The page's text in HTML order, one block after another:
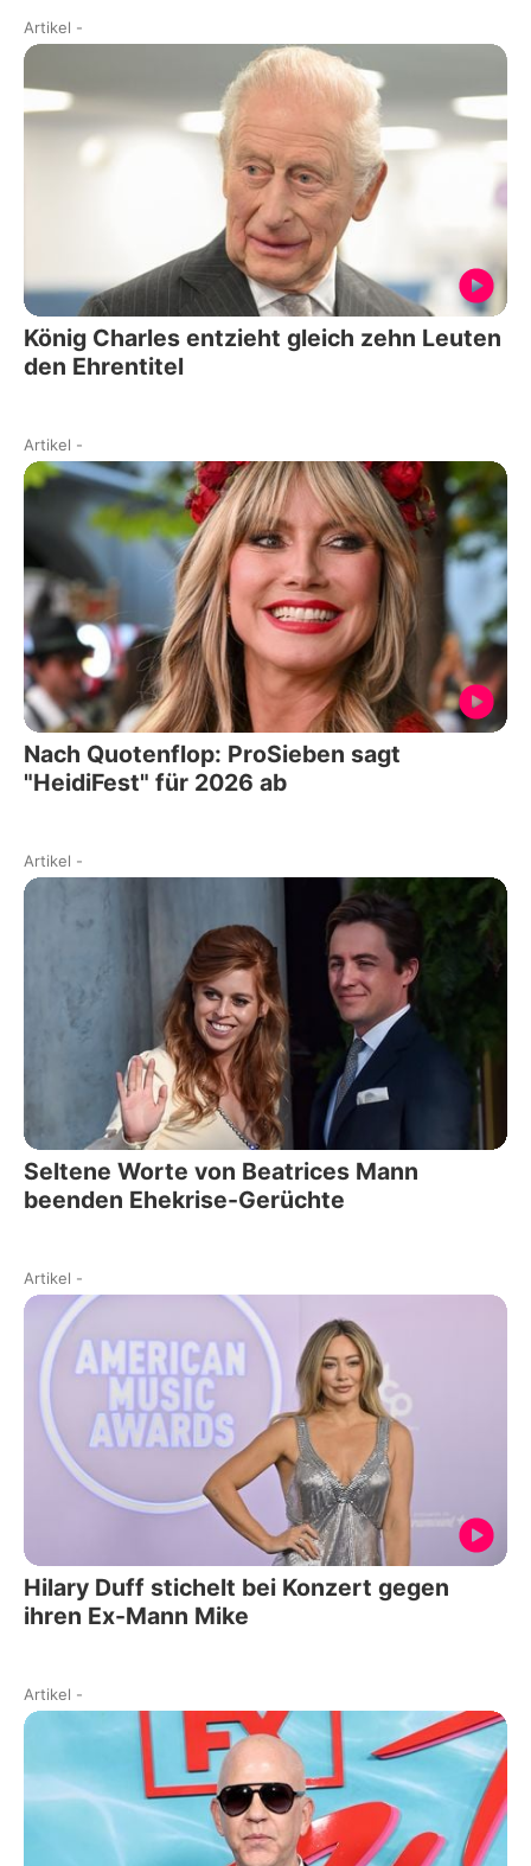
Artikel -
König Charles entzieht gleich zehn Leuten
den Ehrentitel
Artikel -
Nach Quotenflop: ProSieben sagt
"HeidiFest" für 2026 ab
Artikel -
Seltene Worte von Beatrices Mann
beenden Ehekrise-Gerüchte
Artikel -
Hilary Duff stichelt bei Konzert gegen
ihren Ex-Mann Mike
Artikel -